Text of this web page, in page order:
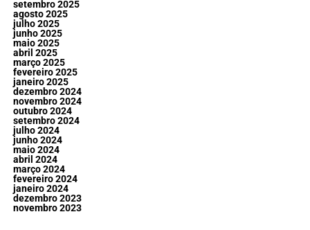
setembro 2025
agosto 2025
julho 2025
junho 2025
maio 2025
abril 2025
março 2025
fevereiro 2025
janeiro 2025
dezembro 2024
novembro 2024
outubro 2024
setembro 2024
julho 2024
junho 2024
maio 2024
abril 2024
março 2024
fevereiro 2024
janeiro 2024
dezembro 2023
novembro 2023